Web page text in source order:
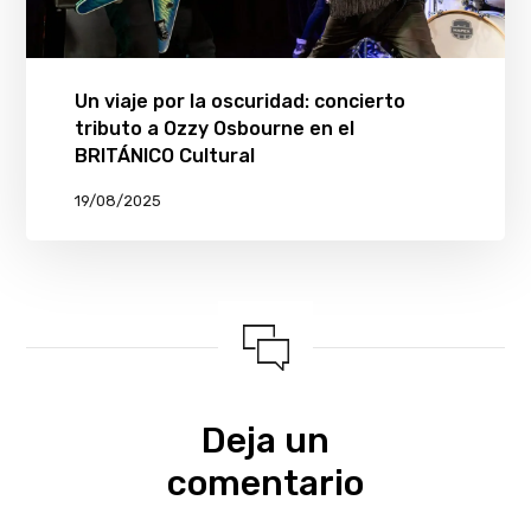
Un viaje por la oscuridad: concierto
tributo a Ozzy Osbourne en el
BRITÁNICO Cultural
19/08/2025
Deja un
comentario